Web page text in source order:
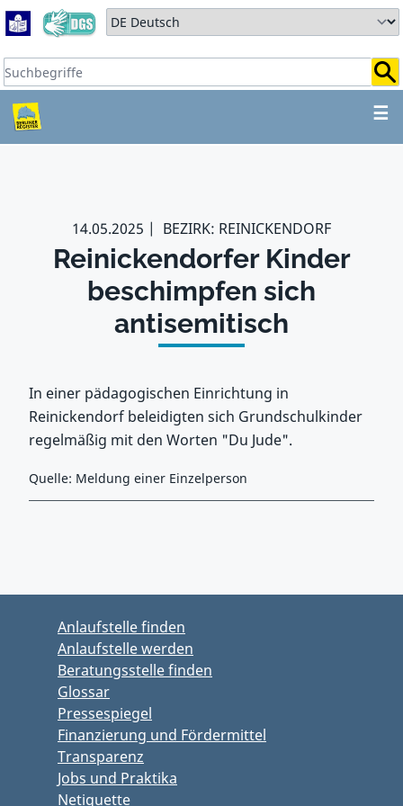
Zum Hauptbereich springen
Zum Hauptmenü springen
Sprache auswählen:
Suchbegriffe:
☰
ZUM HAUPTBEREICH
14.05.2025 BEZIRK: REINICKENDORF
Reinickendorfer Kinder
beschimpfen sich
antisemitisch
In einer pädagogischen Einrichtung in
Reinickendorf beleidigten sich Grundschulkinder
regelmäßig mit den Worten "Du Jude".
Quelle: Meldung einer Einzelperson
Anlaufstelle finden
Anlaufstelle werden
Beratungsstelle finden
Glossar
Pressespiegel
Finanzierung und Fördermittel
Transparenz
Jobs und Praktika
Netiquette